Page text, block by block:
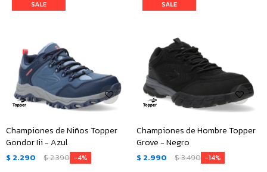
Championes de Niños Topper
Gondor Iii - Azul
$ 2.290 $2.390 4
Championes de Hombre Topper
Grove - Negro
$ 2.990 $3.490 14